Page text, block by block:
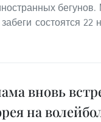
состоятся
вновь
на